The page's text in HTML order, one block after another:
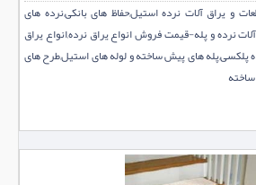
یراق آلات نرده استیل,حفاظ های بانکی,نرده های
نرده و پله-قیمت فروش انواع یراق نرده,انواع یراق
پلکسی,پله های پیش ساخته و لوله های استیل,طرح های